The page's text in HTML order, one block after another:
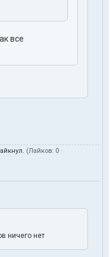
все
(Лайков: 0 ·
ничего нет